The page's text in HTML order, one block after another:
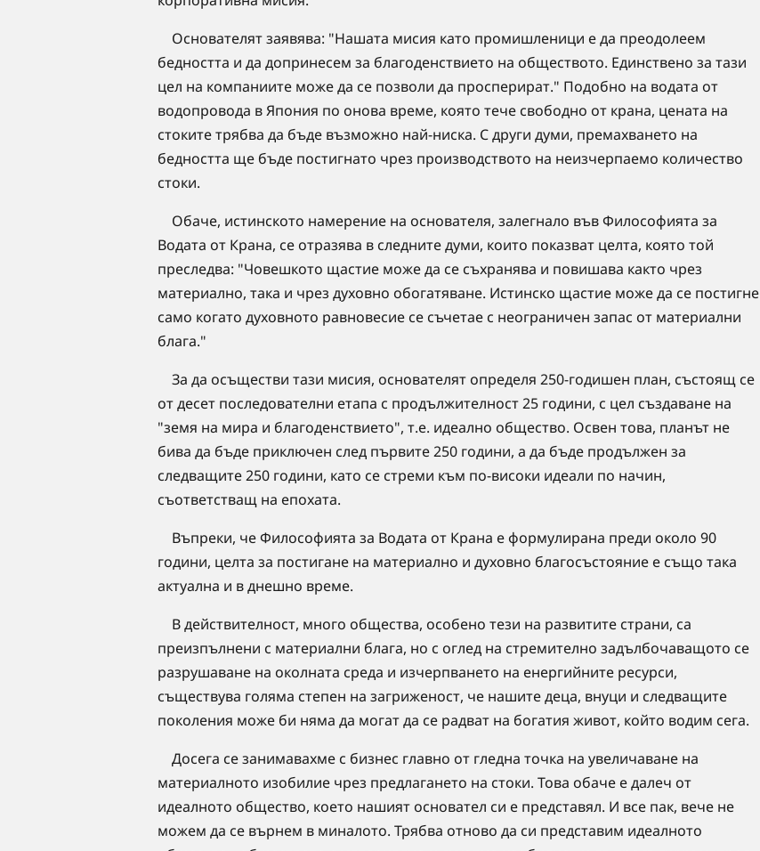
Основателят заявява: "Нашата мисия като промишленици е да преодолеем
бедността и да допринесем за благоденствието на обществото. Единствено за тази
цел на компаниите може да се позволи да просперират." Подобно на водата от
водопровода в Япония по онова време, която тече свободно от крана, цената на
стоките трябва да бъде възможно най-ниска. С други думи, премахването на
бедността ще бъде постигнато чрез производството на неизчерпаемо количество
стоки.
Обаче, истинското намерение на основателя, залегнало във Философията за
Водата от Крана, се отразява в следните думи, които показват целта, която той
преследва: "Човешкото щастие може да се съхранява и повишава както чрез
материално, така и чрез духовно обогатяване. Истинско щастие може да се постигне
само когато духовното равновесие се съчетае с неограничен запас от материални
блага."
За да осъществи тази мисия, основателят определя 250-годишен план, състоящ се
от десет последователни етапа с продължителност 25 години, с цел създаване на
"земя на мира и благоденствието", т.е. идеално общество. Освен това, планът не
бива да бъде приключен след първите 250 години, а да бъде продължен за
следващите 250 години, като се стреми към по-високи идеали по начин,
съответстващ на епохата.
Въпреки, че Философията за Водата от Крана е формулирана преди около 90
години, целта за постигане на материално и духовно благосъстояние е също така
актуална и в днешно време.
В действителност, много общества, особено тези на развитите страни, са
преизпълнени с материални блага, но с оглед на стремително задълбочаващото се
разрушаване на околната среда и изчерпването на енергийните ресурси,
съществува голяма степен на загриженост, че нашите деца, внуци и следващите
поколения може би няма да могат да се радват на богатия живот, който водим сега.
Досега се занимавахме с бизнес главно от гледна точка на увеличаване на
материалното изобилие чрез предлагането на стоки. Това обаче е далеч от
идеалното общество, което нашият основател си е представял. И все пак, вече не
можем да се върнем в миналото. Трябва отново да си представим идеалното